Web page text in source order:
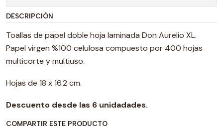
DESCRIPCIÓN
Toallas de papel doble hoja laminada Don Aurelio XL.
Papel virgen %100 celulosa compuesto por 400 hojas
multicorte y multiuso.
Hojas de 18 x 16.2 cm.
Descuento desde las 6 unidadades.
COMPARTIR ESTE PRODUCTO